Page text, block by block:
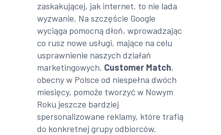
zaskakującej, jak internet, to nie lada
wyzwanie. Na szczęście Google
wyciąga pomocną dłoń, wprowadzając
co rusz nowe usługi, mające na celu
usprawnienie naszych działań
marketingowych. Customer Match,
obecny w Polsce od niespełna dwóch
miesięcy, pomoże tworzyć w Nowym
Roku jeszcze bardziej
spersonalizowane reklamy, które trafią
do konkretnej grupy odbiorców.